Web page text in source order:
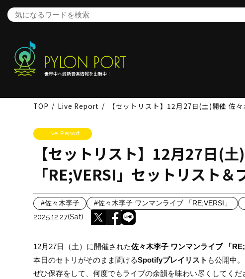
世界中へ最新音楽情報を出航中！
TOP Live Report 【セットリスト】12月27日(土)開催 佐
Live Report
【セットリスト】12月27日(
「RE;VERSI」セットリスト＆
#佐々木李子 #佐々木李子 ワンマンライブ 「RE;VERSI」
2025.12.27(Sat)
12月27日（土）に開催された佐々木李子 ワンマンライブ 「
本日のセトリがそのまま聞けるSpotifyプレイリスト も公開中。
ぜひ保存をして、何度でもライブの余韻を味わい尽くしてくだ